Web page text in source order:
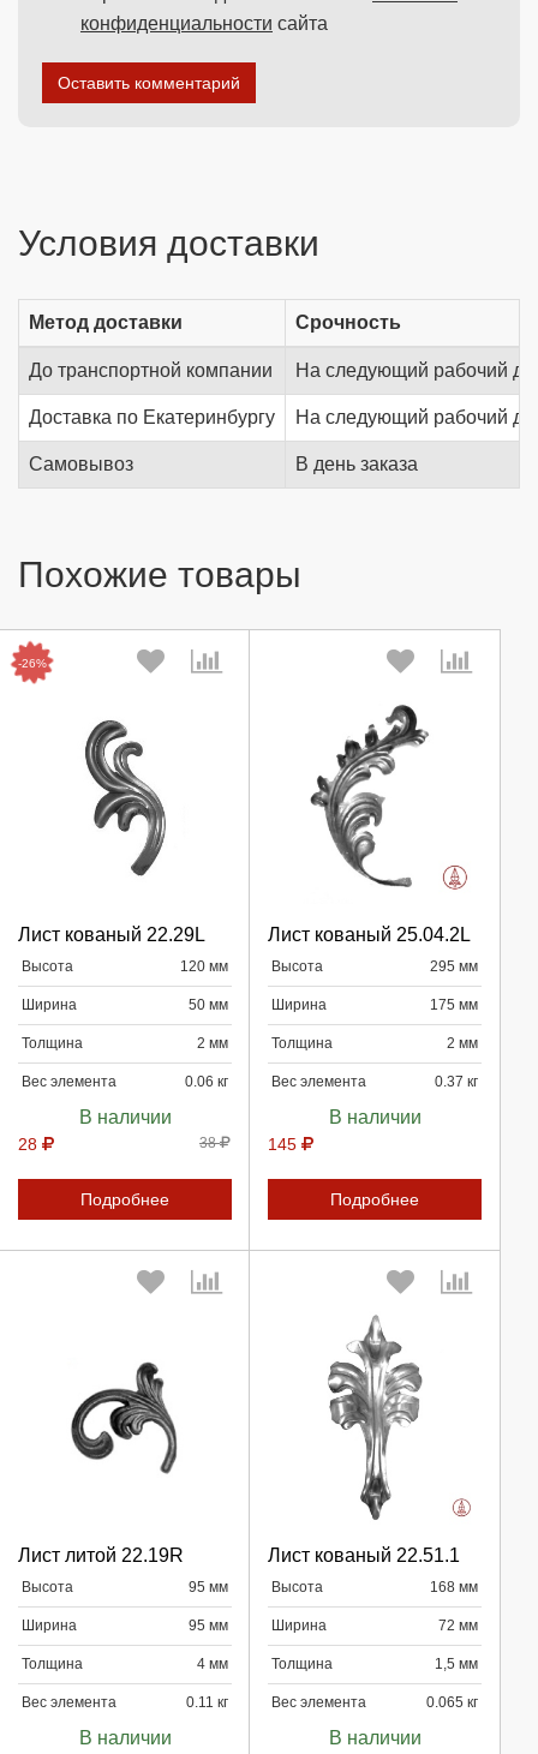
конфиденциальности сайта
Оставить комментарий
Условия доставки
Метод доставки Срочность
До транспортной компании На следующий рабочий
Доставка по Екатеринбургу На следующий рабочий
Самовывоз В день заказа
Похожие товары
Лист кованый 22.29L
Высота 120 мм
Ширина 50 мм
Толщина 2 мм
Вес элемента 0.06 кг
В наличии
-26%
28 38
Подробнее
Выберите количество:
Продолжить
Лист кованый 25.04.2L
Высота 295 мм
Ширина 175 мм
Толщина 2 мм
Вес элемента 0.37 кг
В наличии
145
Подробнее
Выберите количество:
Продолжить
Лист литой 22.19R
Высота 95 мм
Ширина 95 мм
Толщина 4 мм
Вес элемента 0.11 кг
В наличии
Продолжить
Лист кованый 22.51.1
Высота 168 мм
Ширина 72 мм
Толщина 1,5 мм
Вес элемента 0.065 кг
В наличии
Выберите количество:
Продолжить